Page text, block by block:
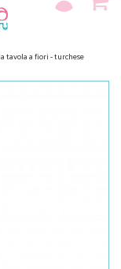
tavola a fiori - turchese